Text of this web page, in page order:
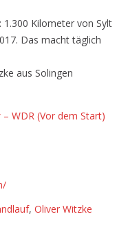
–
1300
durch
Kilometer von Sylt
Das macht täglich
aus Solingen
WDR (Vor dem Start)
, Oliver Witzke